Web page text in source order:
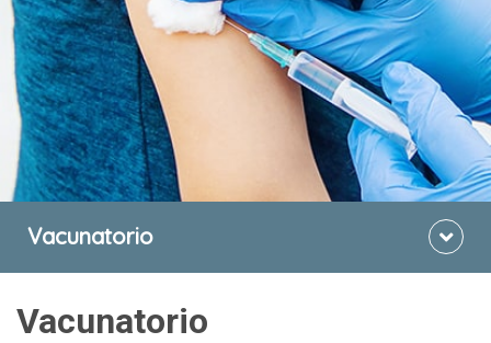
Vacunatorio
Vacunatorio